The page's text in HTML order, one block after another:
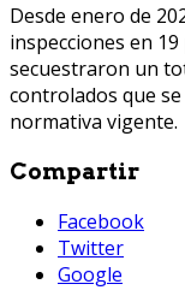
Desde enero de
inspecciones en
secuestraron un
controlados que
normativa vigente.
Compartir
Facebook
Twitter
Google